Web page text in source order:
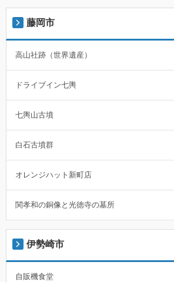
藤岡市
高山社跡（世界遺産）
ドライブイン七輿
七輿山古墳
白石古墳群
オレンジハット新町店
関孝和の銅像と光徳寺の墓所
伊勢崎市
自販機食堂